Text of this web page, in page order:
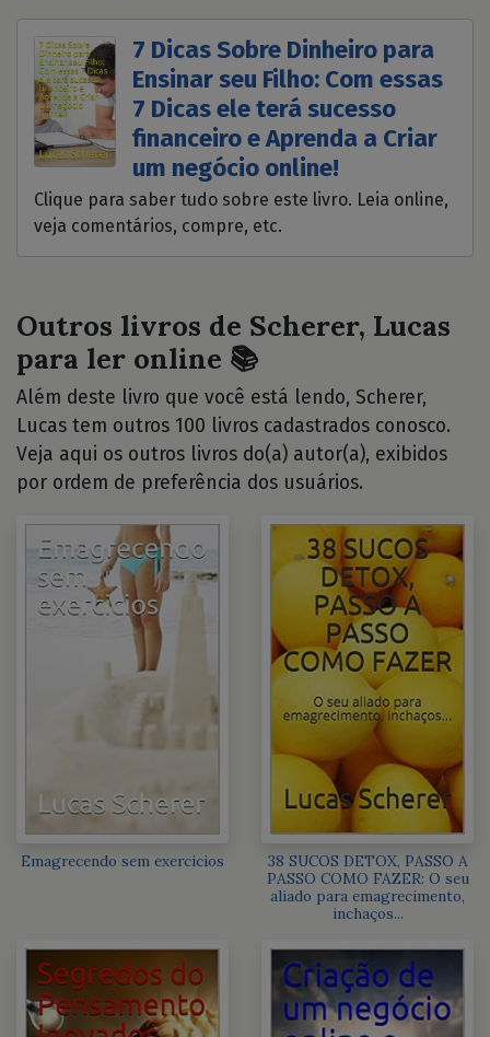
7 Dicas Sobre Dinheiro para
Ensinar seu Filho: Com essas
7 Dicas ele terá sucesso
financeiro e Aprenda a Criar
um negócio online!
Clique para saber tudo sobre este livro. Leia online,
veja comentários, compre, etc.
Outros livros de Scherer, Lucas
para ler online 📚
Além deste livro que você está lendo, Scherer,
Lucas tem outros 100 livros cadastrados conosco.
Veja aqui os outros livros do(a) autor(a), exibidos
por ordem de preferência dos usuários.
Emagrecendo sem exercicios
38 SUCOS DETOX, PASSO A
PASSO COMO FAZER: O seu
aliado para emagrecimento,
inchaços...